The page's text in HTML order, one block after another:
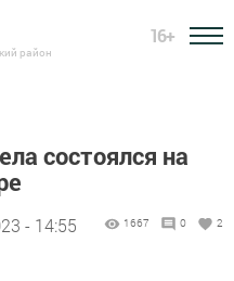
район
16+
состоялся на
- 14:55 1667 0 2